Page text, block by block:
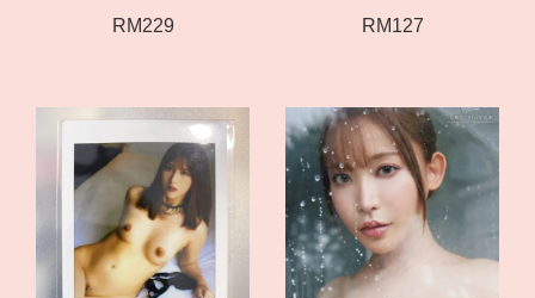
RM229
RM127